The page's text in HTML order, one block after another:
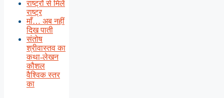
राष्ट्रों से मिलें
राष्ट्र
माँ… अब नहीं
दिख पाती
संतोष
श्रीवास्तव का
कथा-लेखन
कौशल
वैश्विक स्तर
का